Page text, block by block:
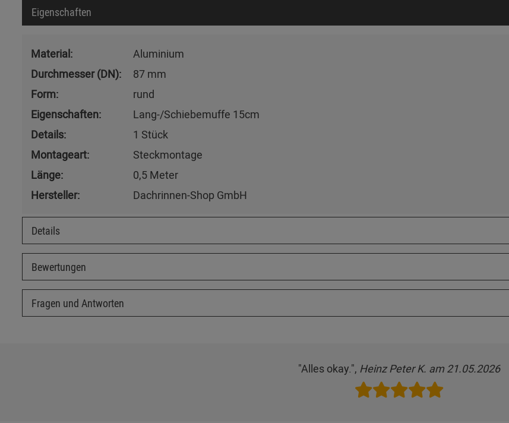
Eigenschaften
Material:
Aluminium
Durchmesser (DN):
87 mm
Form:
rund
Eigenschaften:
Lang-/Schiebemuffe 15cm
Details:
1 Stück
Montageart:
Steckmontage
Länge:
0,5 Meter
Hersteller:
Dachrinnen-Shop GmbH
Details
Bewertungen
Fragen und Antworten
"Alles okay.", Heinz Peter K. am 21.05.2026